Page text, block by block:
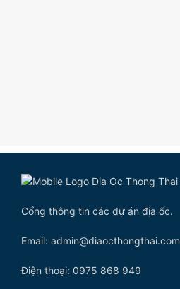
Cổng thông tin các dự án địa ốc.
Email: admin@diaocthongthai.com
Điện thoại: 0975 868 949